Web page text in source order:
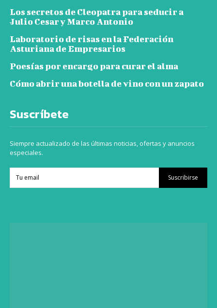
Los secretos de Cleopatra para seducir a
Julio Cesar y Marco Antonio
Laboratorio de risas en la Federación
Asturiana de Empresarios
Poesías por encargo para curar el alma
Cómo abrir una botella de vino con un zapato
Suscríbete
Siempre actualizado de las últimas noticias, ofertas y anuncios
especiales.
Suscribirse